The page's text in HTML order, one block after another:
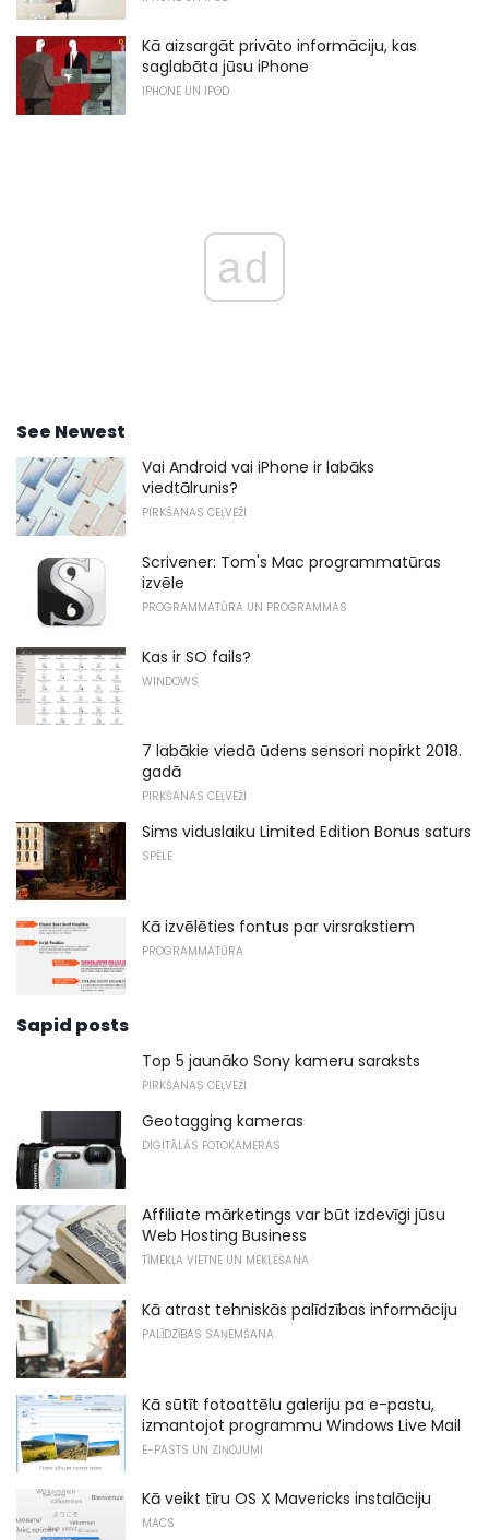
Kā aizsargāt privāto informāciju, kas
saglabāta jūsu iPhone
IPHONE UN IPOD
ad
See Newest
Vai Android vai iPhone ir labāks
viedtālrunis?
PIRKŠANAS CEĻVEŽI
Scrivener: Tom's Mac programmatūras
izvēle
PROGRAMMATŪRA UN PROGRAMMAS
Kas ir SO fails?
WINDOWS
7 labākie viedā ūdens sensori nopirkt 2018.
gadā
PIRKŠANAS CEĻVEŽI
Sims viduslaiku Limited Edition Bonus saturs
SPĒLE
Kā izvēlēties fontus par virsrakstiem
PROGRAMMATŪRA
Sapid posts
Top 5 jaunāko Sony kameru saraksts
PIRKŠANAS CEĻVEŽI
Geotagging kameras
DIGITĀLĀS FOTOKAMERAS
Affiliate mārketings var būt izdevīgi jūsu
Web Hosting Business
TĪMEKĻA VIETNE UN MEKLĒŠANA
Kā atrast tehniskās palīdzības informāciju
PALĪDZĪBAS SAŅEMŠANA
Kā sūtīt fotoattēlu galeriju pa e-pastu,
izmantojot programmu Windows Live Mail
E-PASTS UN ZIŅOJUMI
Kā veikt tīru OS X Mavericks instalāciju
MACS